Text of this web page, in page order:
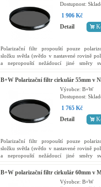
Dostupnost:
1 906 Kč
Detail
Polarizační filtr propouští pouze
složku světla (světlo v nastavené rovině
a nepropouští nežádoucí jiné směry
filr přední...
B+W Polarizační filtr cirkulár 55mm v
Výrobce: B+W
Dostupnost:
1 765 Kč
Detail
Polarizační filtr propouští pouze
složku světla (světlo v nastavené rovině
a nepropouští nežádoucí jiné směry
filr přední...
B+W polarizační filtr cirkulár 60mm v
Výrobce: B+W